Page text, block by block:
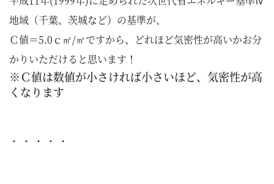
地域（千葉、茨城など）の基準が、
Ｃ値＝5.0ｃ㎡/㎡ですから、どれほど気密性が高いかお分
かりいただけると思います！
※Ｃ値は数値が小さければ小さいほど、気密性が高
くなります
・ ・ ・ ・ ・